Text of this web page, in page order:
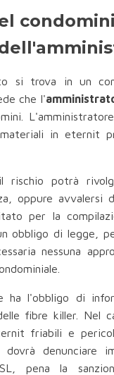
si trova in un
che l'
in eternit
rischio potrà
oppure avvalersi
per la
obbligo di legge,
nessuna
ha l'obbligo di
fibre killer. Nel
friabili e
dovrà denunciare
pena la